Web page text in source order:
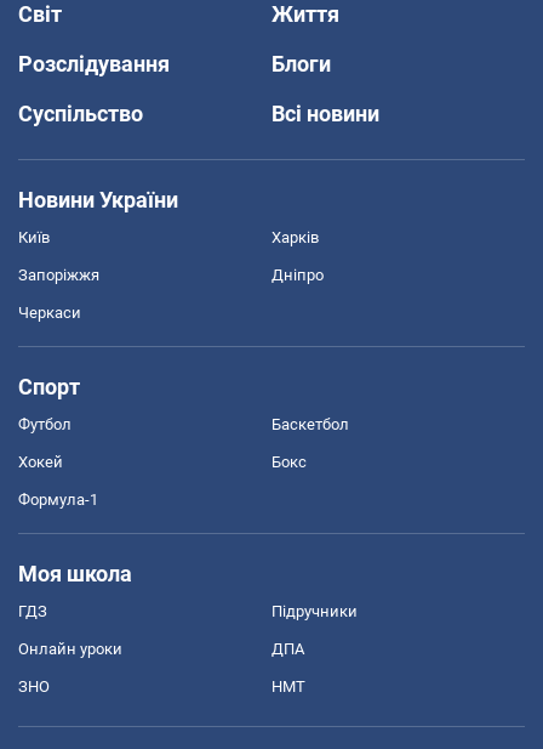
Світ
Життя
Розслідування
Блоги
Суспільство
Всі новини
Новини України
Київ Харків
Запоріжжя Дніпро
Черкаси
Спорт
Футбол Баскетбол
Хокей Бокс
Формула-1
Моя школа
ГДЗ Підручники
Онлайн уроки ДПА
ЗНО НМТ